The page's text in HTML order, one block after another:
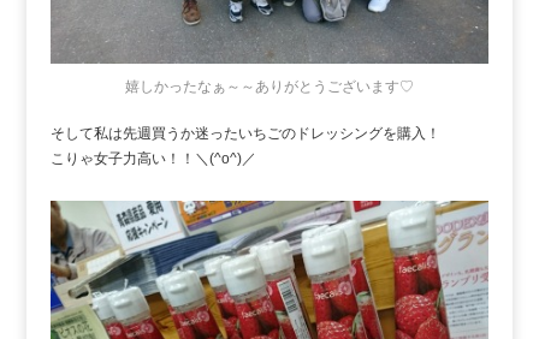
嬉しかったなぁ～～ありがとうございます♡
そして私は先週買うか迷ったいちごのドレッシングを購入！
こりゃ女子力高い！！＼(^o^)／